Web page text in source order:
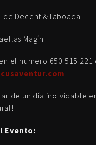
de Decenti&Taboada
Magín
el numero 650 515 221
de un día inolvidable
Evento: